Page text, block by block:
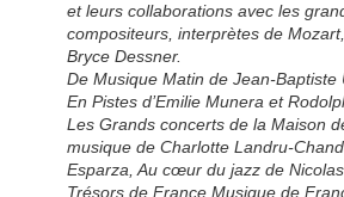
et leurs collaborations avec les
compositeurs, interprètes de
Bryce Dessner.
De Musique Matin de Jean-Baptiste
En Pistes d’Emilie Munera et
Les Grands concerts de la Maison
musique de Charlotte Landru-
Esparza, Au cœur du jazz de
Trésors de France Musique de